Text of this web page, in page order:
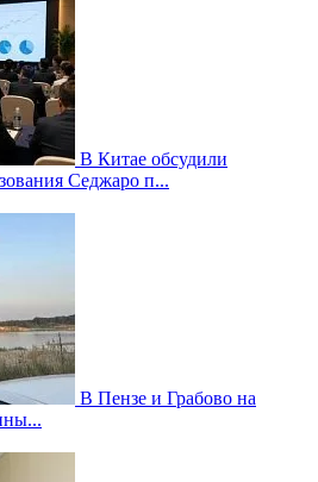
В Китае обсудили
Седжаро п...
В Пензе и Грабово на